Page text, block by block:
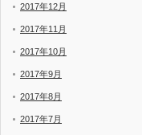
2017年12月
2017年11月
2017年10月
2017年9月
2017年8月
2017年7月